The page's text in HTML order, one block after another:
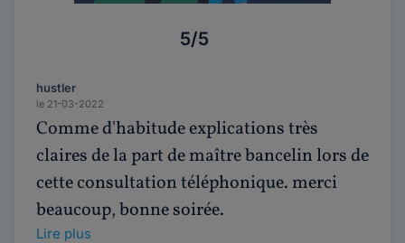
5/5
hustler
le 21-03-2022
Comme d'habitude explications très
claires de la part de maître bancelin lors de
cette consultation téléphonique. merci
beaucoup, bonne soirée.
Lire plus